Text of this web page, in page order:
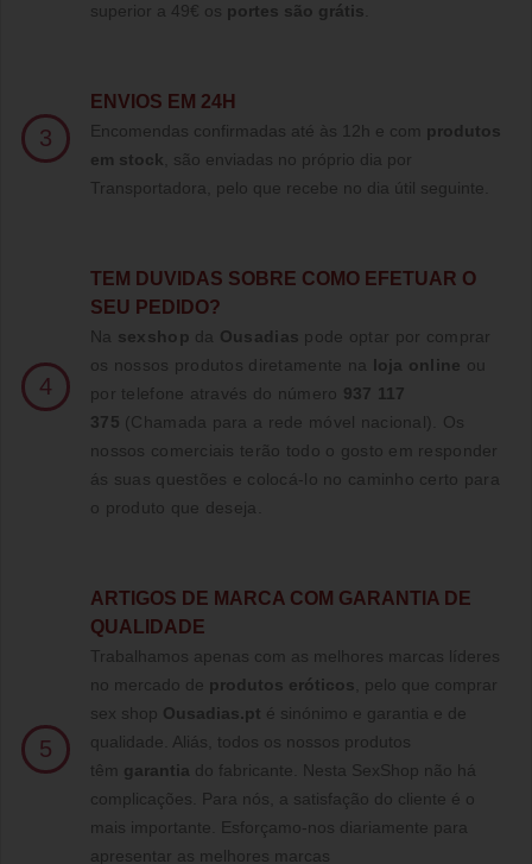
superior a 49€ os portes são grátis
3
ENVIOS EM 24H
Encomendas confirmadas até às 12h e com produtos
em stock , são enviadas no próprio dia por
Transportadora, pelo que recebe no dia útil seguinte.
4
TE M DUVIDAS SOBRE COMO EFETUAR O
SEU PEDIDO?
Na sexshop da Ousadias pode optar por comprar
os nossos produtos diretamente na loja online ou
por telefone através do número 937 117
375 (Chamada para a rede móvel nacional)
. Os
nossos comerciais terão todo o gosto em responder
ás suas questões e colocá-lo no caminho certo para
o produto que deseja.
5
ARTIGOS DE MARCA COM GARANTIA DE
QUALIDADE
Trabalhamos apenas com as melhores marcas líderes
no mercado de produtos eróticos , pelo que comprar
sex shop Ousadias.pt é sinónimo e garantia e de
qualidade. Aliás, todos os nossos produtos
têm garantia do fabricante. Nesta SexShop não há
complicações. Para nós, a satisfação do cliente é o
mais importante. Esforçamo-nos diariamente para
apresentar as melhores marcas